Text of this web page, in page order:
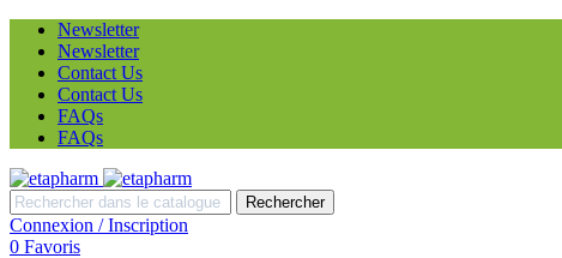
Newsletter
Newsletter
Contact Us
Contact Us
FAQs
FAQs
Rechercher
Connexion / Inscription
0 Favoris